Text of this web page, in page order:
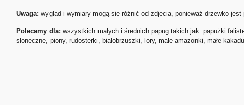
Uwaga: wygląd i wymiary mogą się różnić od zdjęcia, ponieważ drzewko
Polecamy dla: wszystkich małych i średnich papug takich jak: papużki
słoneczne, piony, rudosterki, białobrzuszki, lory, małe amazonki, małe